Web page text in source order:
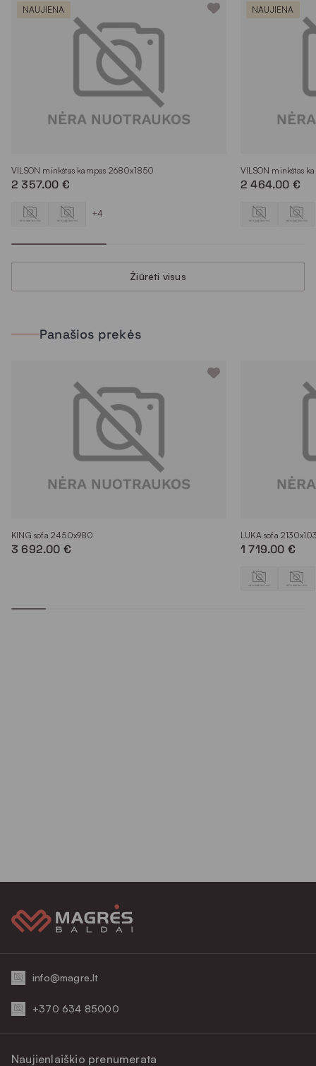
NAUJIENA
VILSON minkštas kampas 2680x1850
2 357.00 €
+4
NAUJIENA
VILSON minkštas
2 464.00 €
Žiūrėti visus
Panašios prekės
KING sofa 2450x980
3 692.00 €
LUKA sofa
1 719.00 €
info@magre.lt
+370 634 85000
Naujienlaiškio prenumerata